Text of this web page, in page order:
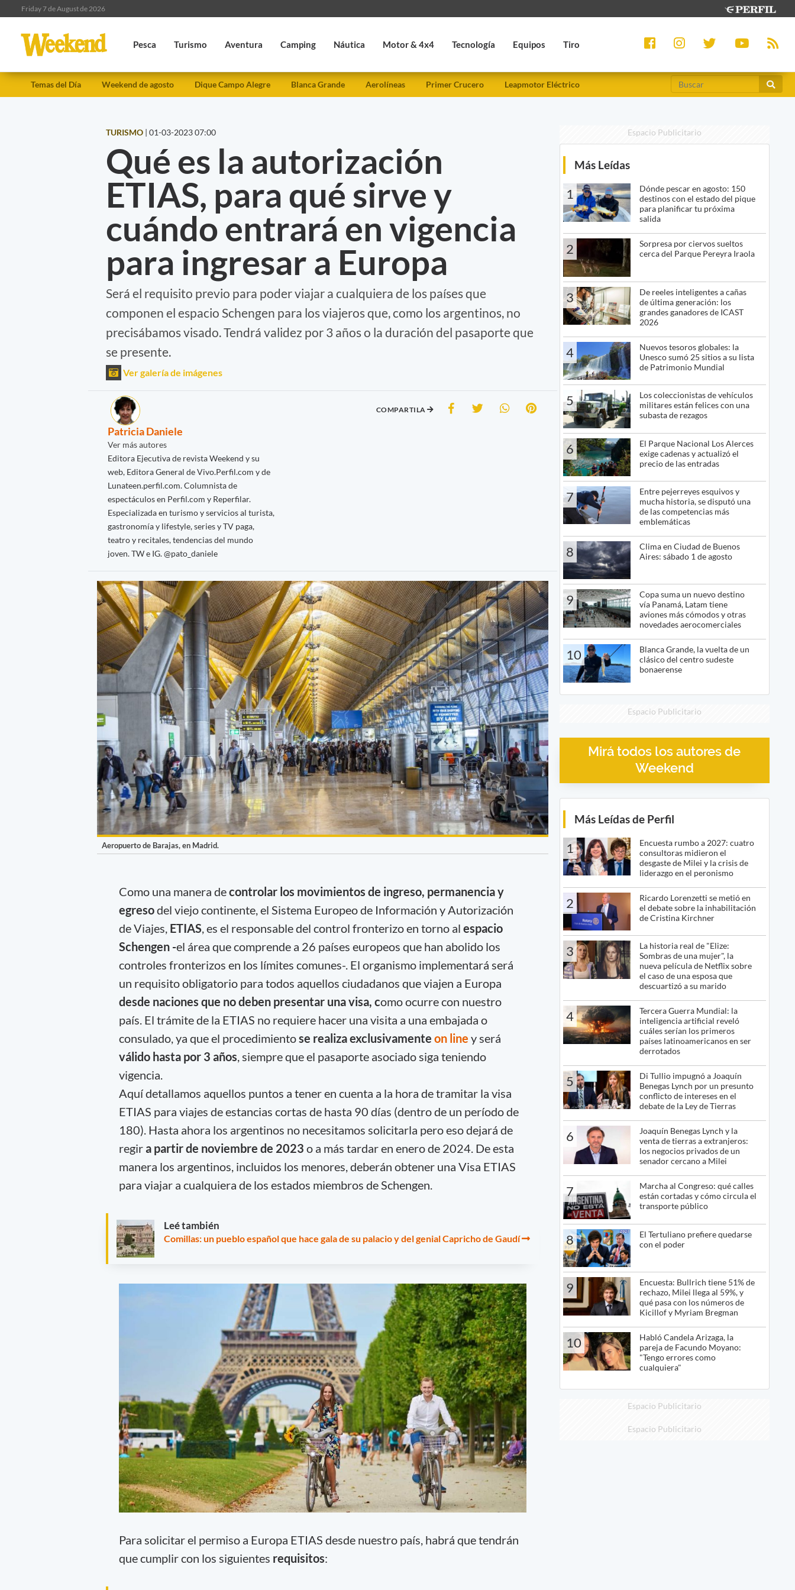
Friday 7 de August de 2026
Pesca Turismo Aventura Camping Náutica Motor & 4x4 Tecnología Equipos Tiro
Temas del Día Weekend de agosto Dique Campo Alegre Blanca Grande Aerolíneas Primer Crucero Leapmotor Eléctrico
TURISMO | 01-03-2023 07:00
Qué es la autorización
ETIAS, para qué sirve y
cuándo entrará en vigencia
para ingresar a Europa
Será el requisito previo para poder viajar a cualquiera de los países que
componen el espacio Schengen para los viajeros que, como los argentinos, no
precisábamos visado. Tendrá validez por 3 años o la duración del pasaporte que
se presente.
Ver galería de imágenes
Patricia Daniele
Ver más autores
Editora Ejecutiva de revista Weekend y su
web, Editora General de Vivo.Perfil.com y de
Lunateen.perfil.com. Columnista de
espectáculos en Perfil.com y Reperfilar.
Especializada en turismo y servicios al turista,
gastronomía y lifestyle, series y TV paga,
teatro y recitales, tendencias del mundo
joven. TW e IG. @pato_daniele
COMPARTILA
Aeropuerto de Barajas, en Madrid.
Como una manera decontrolar los movimientos de ingreso, permanencia y
egresodel viejo continente, el Sistema Europeo de Información y Autorización
de Viajes, ETIAS , es el responsable del control fronterizo en torno al espacio
Schengen -el área que comprende a 26 países europeos que han abolido los
controles fronterizos en los límites comunes-. El organismo implementará será
un requisito obligatorio para todos aquellos ciudadanos que viajen a Europa
desde naciones que no deben presentar una visa, como ocurre con nuestro
país. El trámite de la ETIAS no requiere hacer una visita a una embajada o
consulado, ya que el procedimientose realiza exclusivamente on line y será
válido hasta por 3 años , siempre que el pasaporte asociado siga teniendo
vigencia.
Aquí detallamos aquellos puntos a tener en cuenta a la hora de tramitar la visa
ETIAS para viajes de estancias cortas de hasta 90 días (dentro de un período de
180). Hasta ahora los argentinos no necesitamos solicitarla pero eso dejará de
regira partir de noviembre de 2023 o a más tardar en enero de 2024. De esta
manera los argentinos, incluidos los menores, deberán obtener una Visa ETIAS
para viajar a cualquiera de los estados miembros de Schengen.
Leé también
Comillas: un pueblo español que hace gala de su palacio y del genial Capricho de Gaudí
Para solicitar el permiso a Europa ETIAS desde nuestro país, habrá que tendrán
que cumplir con los siguientes requisitos:
Espacio Publicitario
Más Leídas
1
Dónde pescar en agosto: 150
destinos con el estado del pique
para planificar tu próxima
salida
2
Sorpresa por ciervos sueltos
cerca del Parque Pereyra Iraola
3
De reeles inteligentes a cañas
de última generación: los
grandes ganadores de ICAST
2026
4
Nuevos tesoros globales: la
Unesco sumó 25 sitios a su lista
de Patrimonio Mundial
5
Los coleccionistas de vehículos
militares están felices con una
subasta de rezagos
6
El Parque Nacional Los Alerces
exige cadenas y actualizó el
precio de las entradas
7
Entre pejerreyes esquivos y
mucha historia, se disputó una
de las competencias más
emblemáticas
8
Clima en Ciudad de Buenos
Aires: sábado 1 de agosto
9
Copa suma un nuevo destino
vía Panamá, Latam tiene
aviones más cómodos y otras
novedades aerocomerciales
10
Blanca Grande, la vuelta de un
clásico del centro sudeste
bonaerense
Espacio Publicitario
Mirá todos los autores de
Weekend
Más Leídas de Perfil
1
Encuesta rumbo a 2027: cuatro
consultoras midieron el
desgaste de Milei y la crisis de
liderazgo en el peronismo
2
Ricardo Lorenzetti se metió en
el debate sobre la inhabilitación
de Cristina Kirchner
3
La historia real de "Elize:
Sombras de una mujer", la
nueva película de Netflix sobre
el caso de una esposa que
descuartizó a su marido
4
Tercera Guerra Mundial: la
inteligencia artificial reveló
cuáles serían los primeros
países latinoamericanos en ser
derrotados
5
Di Tullio impugnó a Joaquín
Benegas Lynch por un presunto
conflicto de intereses en el
debate de la Ley de Tierras
6
Joaquín Benegas Lynch y la
venta de tierras a extranjeros:
los negocios privados de un
senador cercano a Milei
7
Marcha al Congreso: qué calles
están cortadas y cómo circula el
transporte público
8
El Tertuliano prefiere quedarse
con el poder
9
Encuesta: Bullrich tiene 51% de
rechazo, Milei llega al 59%, y
qué pasa con los números de
Kicillof y Myriam Bregman
10
Habló Candela Arizaga, la
pareja de Facundo Moyano:
"Tengo errores como
cualquiera"
Espacio Publicitario
Espacio Publicitario